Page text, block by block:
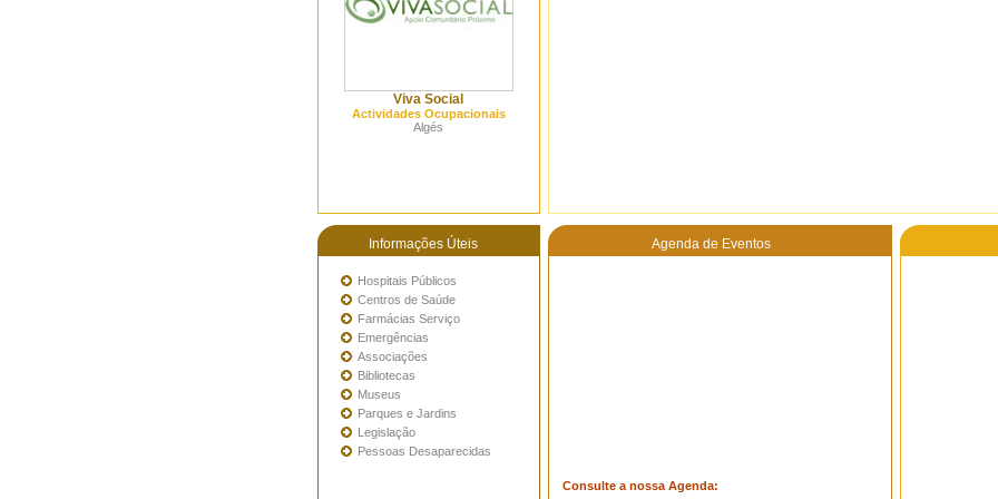
Viva Social
Actividades Ocupacionais
Algés
Informações Úteis Agenda de Eventos
Hospitais Públicos
Centros de Saúde
Farmácias Serviço
Emergências
Associações
Bibliotecas
Museus
Parques e Jardins
Legislação
Pessoas Desaparecidas
Consulte a nossa Agenda: